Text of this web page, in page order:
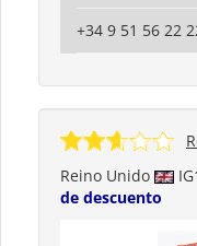
+34 9 51 56 22
Reino Unido
de descuento